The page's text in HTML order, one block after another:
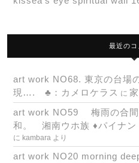
最近のコ
art work NO68. 東京の台場
現…. ♣：カメロケラス に 家
art work NO59 梅雨の合間
和。 湘南ウホ族 ♦パイナ
に kambara より
art work NO20 morning